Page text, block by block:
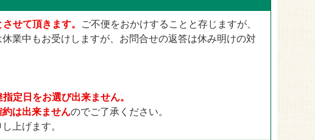
芝施工セット
露)施工セット
約5年以上
約10年以上
0.5～0.64mm
0.8～2.0mm
炉
炉
事務所・商店
寺院・神社
）
景観用
屋上用
公園・遊具広場用
13mm
25mm
28mm
青・緑
ミックス
防草・防犯砂利
瓦チップ
柱・キャップ
固定部品
スクリーンフェンス
【無料】パネルサンプル
せて頂きます。
ご不便をおかけすることと存じますが、
業中もお受けしますが、お問合せの返答は休み明けの対
定日をお選び出来ません。
は出来ませんのでご了承ください。
上げます。